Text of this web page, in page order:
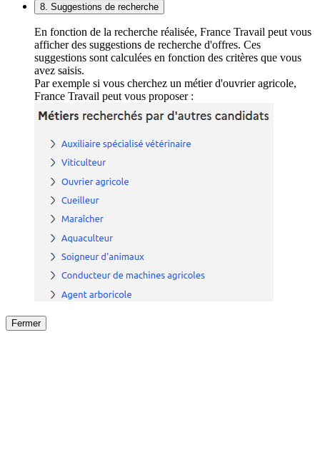
8. Suggestions de recherche
En fonction de la recherche réalisée, France Travail peut vous
afficher des suggestions de recherche d'offres. Ces
suggestions sont calculées en fonction des critères que vous
avez saisis.
Par exemple si vous cherchez un métier d'ouvrier agricole,
France Travail peut vous proposer :
Fermer